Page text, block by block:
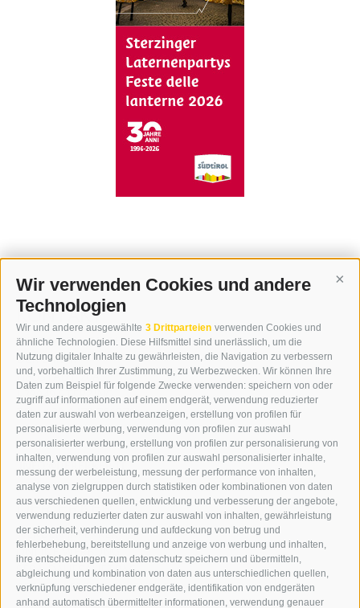
Wir verwenden Cookies und andere
Technologien
Wir und andere ausgewählte 3 Drittparteien verwenden Cookies und
ähnliche Technologien. Diese Hilfsmittel sind unerlässlich, um die
Nutzung digitaler Inhalte zu gewährleisten, die Navigation zu verbessern
und, vorbehaltlich Ihrer Zustimmung, zu Werbezwecken. Wir können Ihre
Daten zum Beispiel für folgende Zwecke verwenden: speichern von oder
zugriff auf informationen auf einem endgerät, verwendung reduzierter
daten zur auswahl von werbeanzeigen, erstellung von profilen für
personalisierte werbung, verwendung von profilen zur auswahl
personalisierter werbung, erstellung von profilen zur personalisierung von
inhalten, verwendung von profilen zur auswahl personalisierter inhalte,
messung der werbeleistung, messung der performance von inhalten,
analyse von zielgruppen durch statistiken oder kombinationen von daten
aus verschiedenen quellen, entwicklung und verbesserung der angebote,
verwendung reduzierter daten zur auswahl von inhalten, gewährleistung
der sicherheit, verhinderung und aufdeckung von betrug und
fehlerbehebung, bereitstellung und anzeige von werbung und inhalten,
ihre entscheidungen zum datenschutz speichern und übermitteln,
abgleichung und kombination von daten aus unterschiedlichen quellen,
verknüpfung verschiedener endgeräte, identifikation von endgeräten
anhand automatisch übermittelter informationen, verwendung genauer
KONTAKT
WIPP-MEDIA GMBH
DER ERKER
NEUSTADT 20A
I-39049 STERZING
TEL.: +39 0472 766876
GRAFIK@DERERKER.IT
INFO@DERERKER.IT
BARBARA.FONTANA@DERERKER.IT
DER ERKER
WERBEN IM ERKER
ONLINE-WERBUNG
SEPA-DAUERAUFTRAG
REGELN LESERKOMMENTARE
ONLINE VOTING